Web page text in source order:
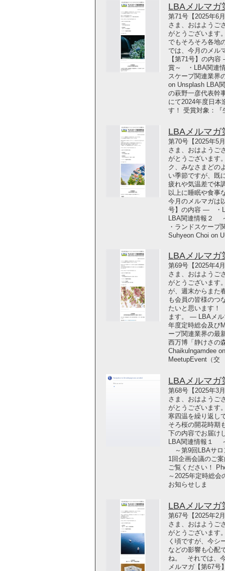
LBAメルマガ
第71号【2025年6
さま、おはようご
がとうございます
でもそろそろ各地
では、今月のメル
【第71号】の内
賞～ ・LBA関連
スケープ関連業界
on Unsplash LBA
の萩野一彦代表幹
にて2024年度日本
す！ 受賞対象：『
LBAメルマガ
第70号【2025年5
さま、おはようご
がとうございます
ク、みなさまどの
い季節ですが、既
疲れや気温差で体
以上に睡眠や食事
今月のメルマガは
号】の内容 ― ・
LBA関連情報２
・ランドスケー
Suhyeon Choi on
LBAメルマガ
第69号【2025年4
さま、おはようご
がとうございます
が、週末からまた
も会員の皆様のつ
たいと思います！
ます。 ― LBAメ
年度定時総会及び
ープ関連業界の
西万博「静けさの
Chaikulngamdee
MeetupEvent（交
LBAメルマガ
第68号【2025年3
さま、おはようご
がとうございます
寒四温を繰り返し
そろ桜の開花時期
下の内容でお届
LBA関連情報１
～第9回LBAサ
1回企画会議のご
ご覧ください！
～2025年定時総会
お知らせしま
LBAメルマガ
第67号【2025年2
さま、おはようご
がとうございます
く頃ですが、今シ
などの影響も心配
ね。 それでは、
メルマガ【第67